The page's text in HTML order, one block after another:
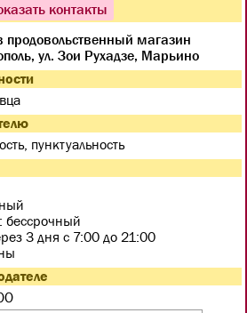
контакты
продовольственный магазин
ул. Зои Рухадзе, Марьино
пунктуальность
бессрочный
3 дня с 7:00 до 21:00